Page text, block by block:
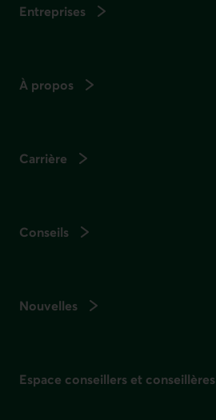
Entreprises
À propos
Carrière
Conseils
Nouvelles
Espace conseillers et conseillères